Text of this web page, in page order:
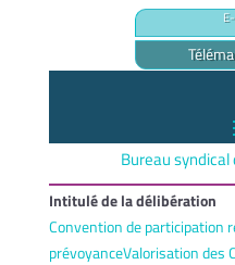
Bureau
Intitulé de la délibération
Convention de participation
prévoyanceValorisation des